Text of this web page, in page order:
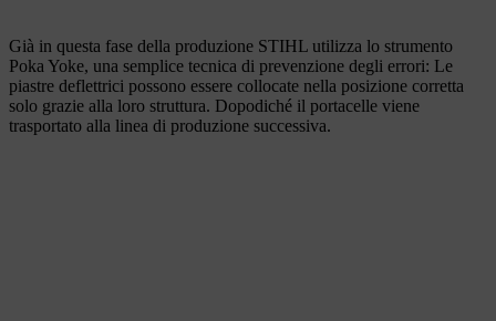
Già in questa fase della produzione STIHL utilizza lo strumento
Poka Yoke, una semplice tecnica di prevenzione degli errori: Le
piastre deflettrici possono essere collocate nella posizione corretta
solo grazie alla loro struttura. Dopodiché il portacelle viene
trasportato alla linea di produzione successiva.